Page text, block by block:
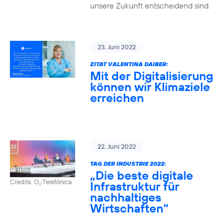
unsere Zukunft entscheidend sind.
23. Juni 2022
ZITAT VALENTINA DAIBER:
Mit der Digitalisierung
können wir Klimaziele
erreichen
Credits: O2Telefónica
22. Juni 2022
TAG DER INDUSTRIE 2022:
„Die beste digitale
Infrastruktur für
nachhaltiges
Wirtschaften“